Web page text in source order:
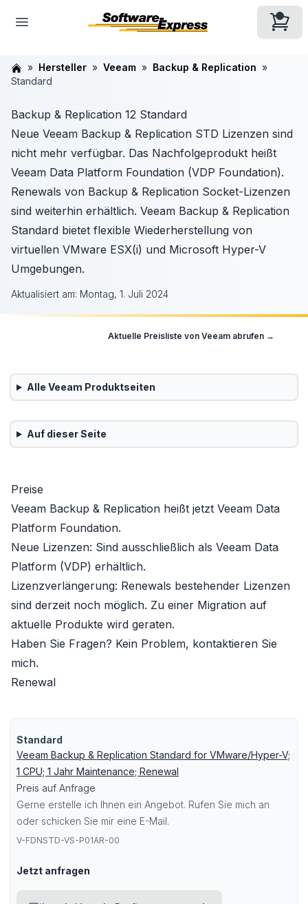
Hersteller Veeam
Backup & Replication
Standard
Backup & Replication 12 Standard
Neue Veeam Backup & Replication STD Lizenzen sind
nicht mehr verfügbar. Das Nachfolgeprodukt heißt
Veeam Data Platform Foundation (VDP Foundation).
Renewals von Backup & Replication Socket-Lizenzen
sind weiterhin erhältlich. Veeam Backup & Replication
Standard bietet flexible Wiederherstellung von
virtuellen VMware ESX(i) und Microsoft Hyper-V
Umgebungen.
Aktualisiert am: Montag, 1. Juli 2024
Aktuelle Preisliste von Veeam abrufen →
Alle Veeam Produktseiten
Auf dieser Seite
Preise
Veeam Backup & Replication heißt jetzt Veeam Data
Platform Foundation.
Neue Lizenzen: Sind ausschließlich als Veeam Data
Platform (VDP) erhältlich.
Lizenzverlängerung: Renewals bestehender Lizenzen
sind derzeit noch möglich. Zu einer Migration auf
aktuelle Produkte wird geraten.
Haben Sie Fragen? Kein Problem, kontaktieren Sie
mich.
Renewal
Standard
Veeam Backup & Replication Standard for VMware/Hyper-V;
1 CPU; 1 Jahr Maintenance; Renewal
Preis auf Anfrage
Gerne erstelle ich Ihnen ein Angebot. Rufen Sie mich an
oder schicken Sie mir eine E-Mail.
V-FDNSTD-VS-P01AR-00
Jetzt anfragen